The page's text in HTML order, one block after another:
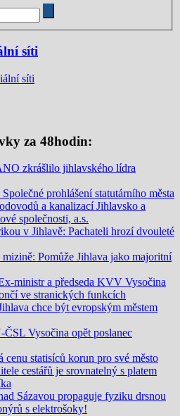
síti
síti
za 48hodin:
zkrášlilo jihlavského lídra
prohlášení statutárního města
a kanalizací Jihlavsko a
společnosti, a.s.
v Jihlavě: Pachateli hrozí dvouleté
mizině: Pomůže Jihlava jako majoritní
ministr a předseda KVV Vysočina
ve stranických funkcích
chce být evropským městem
Vysočina opět poslanec
cenu statisíců korun pro své město
cestářů je srovnatelný s platem
Sázavou propaguje fyziku drsnou
s elektrošoky!